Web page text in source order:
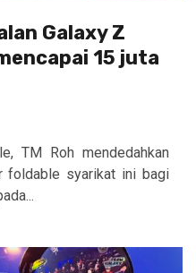
Galaxy Z
15 juta
TM Roh mendedahkan
foldable syarikat ini bagi